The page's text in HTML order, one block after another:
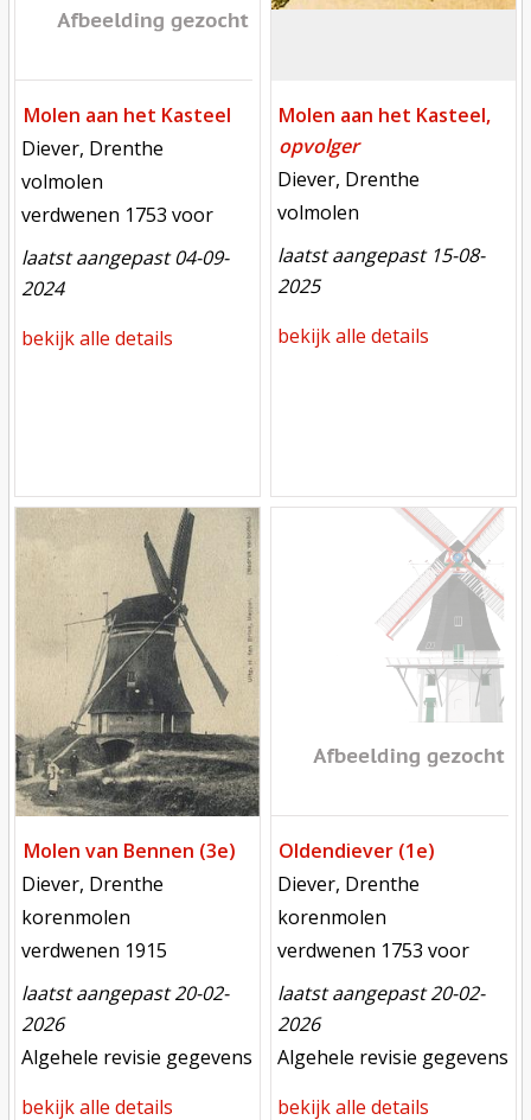
Molen aan het Kasteel
locatie
Diever, Drenthe
functie
volmolen
verdwenen
verdwenen 1753 voor
laatst aangepast 04-09-
2024
bekijk alle details
Molen aan het Kasteel,
opvolger
locatie
Diever, Drenthe
functie
volmolen
laatst aangepast 15-08-
2025
bekijk alle details
Molen van Bennen (3e)
locatie
Diever, Drenthe
functie
korenmolen
verdwenen
verdwenen 1915
laatst aangepast 20-02-
2026
meest recente aanpassing
Algehele revisie gegevens
bekijk alle details
Oldendiever (1e)
locatie
Diever, Drenthe
functie
korenmolen
verdwenen
verdwenen 1753 voor
laatst aangepast 20-02-
2026
meest recente aanpassing
Algehele revisie gegevens
bekijk alle details